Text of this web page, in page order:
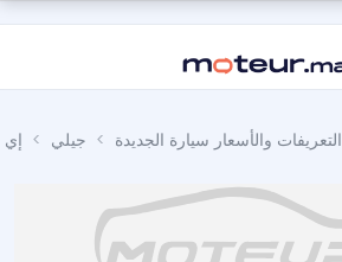
التعريفات والأسعار سيارة الجديدة جيلي إي